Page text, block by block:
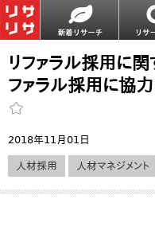
リファラル採用に
ファラル採用に協
2018年11月01日
人材採用 人材マネジメント